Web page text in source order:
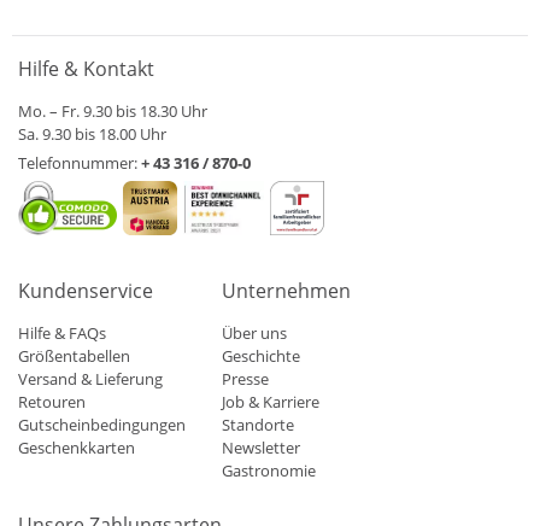
Hilfe & Kontakt
Mo. – Fr. 9.30 bis 18.30 Uhr
Sa. 9.30 bis 18.00 Uhr
Telefonnummer:+ 43 316 / 870-0
Kundenservice
Hilfe & FAQs
Größentabellen
Versand & Lieferung
Retouren
Gutscheinbedingungen
Geschenkkarten
Unternehmen
Über uns
Geschichte
Presse
Job & Karriere
Standorte
Newsletter
Gastronomie